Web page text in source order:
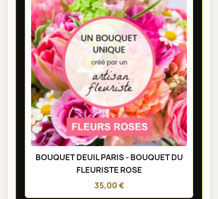
BOUQUET DEUIL PARIS - BOUQUET DU
FLEURISTE ROSE
35,00 €